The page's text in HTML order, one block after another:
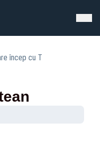
încep cu T